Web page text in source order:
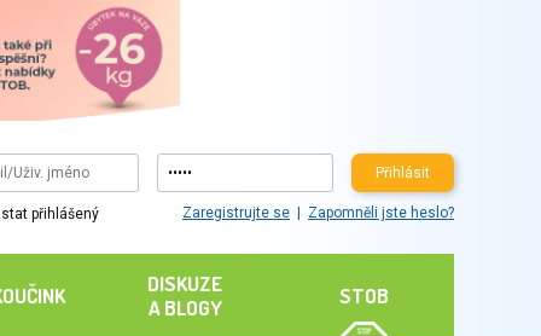
Přihlásit
přihlášený Zaregistrujte se Zapomněli jste heslo?
DISKUZE
A BLOGY
STOB